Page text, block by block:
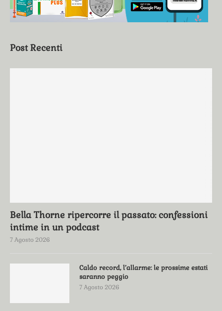
Post Recenti
Bella Thorne ripercorre il passato: confessioni
intime in un podcast
7 Agosto 2026
Caldo record, l’allarme: le prossime estati
saranno peggio
7 Agosto 2026